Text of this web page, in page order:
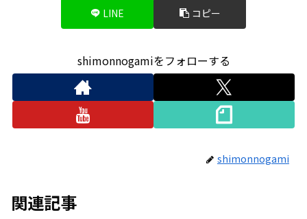
LINE コピー
shimonnogamiをフォローする
shimonnogami
関連記事